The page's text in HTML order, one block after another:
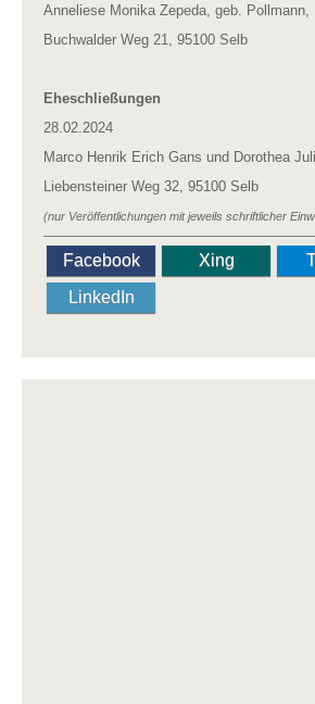
Anneliese Monika Zepeda, geb. Pollmann,
Buchwalder Weg 21, 95100 Selb
Eheschließungen
28.02.2024
Marco Henrik Erich Gans und Dorothea
Liebensteiner Weg 32, 95100 Selb
(nur Veröffentlichungen mit jeweils schriftlicher
Facebook Xing
LinkedIn